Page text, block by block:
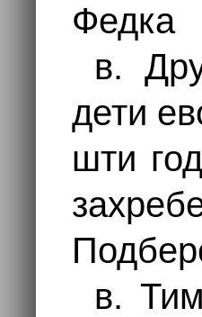
Федка
в.
дети
шти
в.